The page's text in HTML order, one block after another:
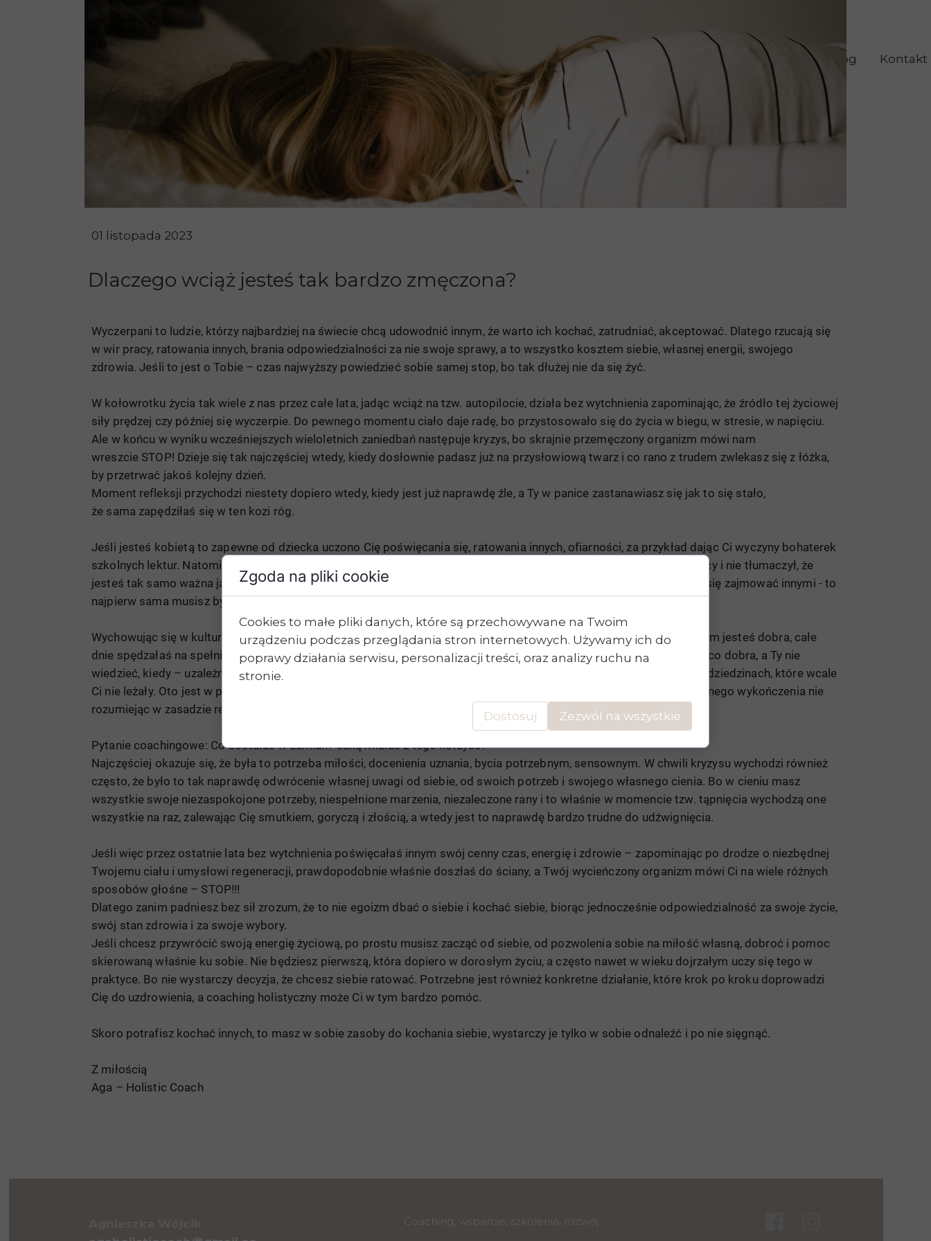
01 listopada 2023
Dlaczego wciąż jesteś tak bardzo zmęczona?
Wyczerpani to ludzie, którzy najbardziej na świecie chcą udowodnić innym, że warto ich kochać, zatrudniać, akceptować. Dlatego rzucają się
w wir pracy, ratowania innych, brania odpowiedzialności za nie swoje sprawy, a to wszystko kosztem siebie, własnej energii, swojego
zdrowia. Jeśli to jest o Tobie – czas najwyższy powiedzieć sobie samej stop, bo tak dłużej nie da się żyć.
W kołowrotku życia tak wiele z nas przez całe lata, jadąc wciąż na tzw. autopilocie, działa bez wytchnienia zapominając, że źródło tej życiowej
siły prędzej czy później się wyczerpie. Do pewnego momentu ciało daje radę, bo przystosowało się do życia w biegu, w stresie, w napięciu.
Ale w końcu w wyniku wcześniejszych wieloletnich zaniedbań następuje kryzys, bo skrajnie przemęczony organizm mówi nam
wreszcie STOP! Dzieje się tak najczęściej wtedy, kiedy dosłownie padasz już na przysłowiową twarz i co rano z trudem zwlekasz się z łóżka,
by przetrwać jakoś kolejny dzień.
Moment refleksji przychodzi niestety dopiero wtedy, kiedy jest już naprawdę źle, a Ty w panice zastanawiasz się jak to się stało,
że sama zapędziłaś się w ten kozi róg.
Jeśli jesteś kobietą to zapewne od dziecka uczono Cię poświęcania się, ratowania innych, ofiarności, za przykład dając Ci wyczyny bohaterek
szkolnych lektur. Natomiast nikt nie mówił Ci czy to w domu, czy to na lekcji, o miłości własnej, nie uczył samopomocy i nie tłumaczył, że
jesteś tak samo ważna jak inni, a może nawet ważniejsza, bo spędzasz sama ze sobą najwięcej czasu, a jeśli chcesz się zajmować innymi - to
najpierw sama musisz być w dobrej formie.
Wychowując się w kulturze nastawionej na wyłapywanie i wytykanie nam błędów – zamiast skupiać się na tym, w czym jesteś dobra, całe
dnie spędzałaś na spełnianiu wygórowanych oczekiwań, tylko po to, aby ktoś z zewnątrz uznał, że jesteś wystarczająco dobra, a Ty nie
wiedzieć, kiedy – uzależniłaś się od uznania innych, od tego, żeby być zauważoną i docenioną za czynione postępy w dziedzinach, które wcale
Ci nie leżały. Oto jest w punkt rozpoznanie, po co przez lata być może robiłaś rzeczy, które doprowadziły Cię do skrajnego wykończenia nie
rozumiejąc w zasadzie reguł tej nierównej gry.
Pytanie coachingowe: Co dostałaś w zamian? Jaką miałaś z tego korzyść?
Najczęściej okazuje się, że była to potrzeba miłości, docenienia uznania, bycia potrzebnym, sensownym. W chwili kryzysu wychodzi również
często, że było to tak naprawdę odwrócenie własnej uwagi od siebie, od swoich potrzeb i swojego własnego cienia. Bo w cieniu masz
wszystkie swoje niezaspokojone potrzeby, niespełnione marzenia, niezaleczone rany i to właśnie w momencie tzw. tąpnięcia wychodzą one
wszystkie na raz, zalewając Cię smutkiem, goryczą i złością, a wtedy jest to naprawdę bardzo trudne do udźwignięcia.
Jeśli więc przez ostatnie lata bez wytchnienia poświęcałaś innym swój cenny czas, energię i zdrowie – zapominając po drodze o niezbędnej
Twojemu ciału i umysłowi regeneracji, prawdopodobnie właśnie doszłaś do ściany, a Twój wycieńczony organizm mówi Ci na wiele różnych
sposobów głośne – STOP!!!
Dlatego zanim padniesz bez sił zrozum, że to nie egoizm dbać o siebie i kochać siebie, biorąc jednocześnie odpowiedzialność za swoje życie,
swój stan zdrowia i za swoje wybory.
Jeśli chcesz przywrócić swoją energię życiową, po prostu musisz zacząć od siebie, od pozwolenia sobie na miłość własną, dobroć i pomoc
skierowaną właśnie ku sobie. Nie będziesz pierwszą, która dopiero w dorosłym życiu, a często nawet w wieku dojrzałym uczy się tego w
praktyce. Bo nie wystarczy decyzja, że chcesz siebie ratować. Potrzebne jest również konkretne działanie, które krok po kroku doprowadzi
Cię do uzdrowienia, a coaching holistyczny może Ci w tym bardzo pomóc.
Skoro potrafisz kochać innych, to masz w sobie zasoby do kochania siebie, wystarczy je tylko w sobie odnaleźć i po nie sięgnąć.
Z miłością
Aga – Holistic Coach
Agnieszka Wójcik
Strona główna O mnie Warsztaty Coaching Mentoring Blog Kontakt
Coaching Mentoring Rozwój Kobiet Dojrzałych
Coaching, wsparcie, szkolenia, rozwój
Zgoda na pliki cookie
Cookies to małe pliki danych, które są przechowywane na Twoim
urządzeniu podczas przeglądania stron internetowych. Używamy ich do
poprawy działania serwisu, personalizacji treści, oraz analizy ruchu na
stronie.
Dostosuj Zezwól na wszystkie